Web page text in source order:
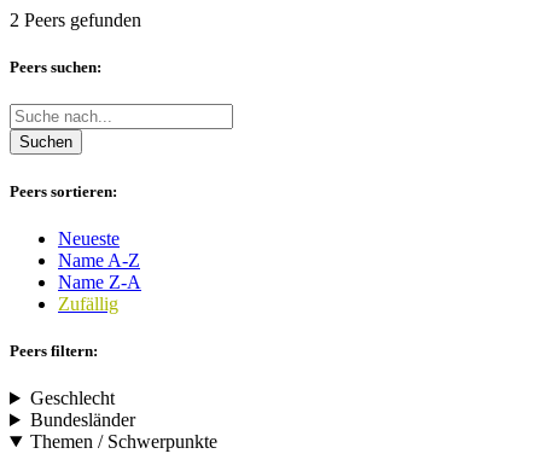
2 Peers gefunden
Peers suchen:
Suchen
Peers sortieren:
Neueste
Name A-Z
Name Z-A
Zufällig
Peers filtern:
Geschlecht
Bundesländer
Themen / Schwerpunkte